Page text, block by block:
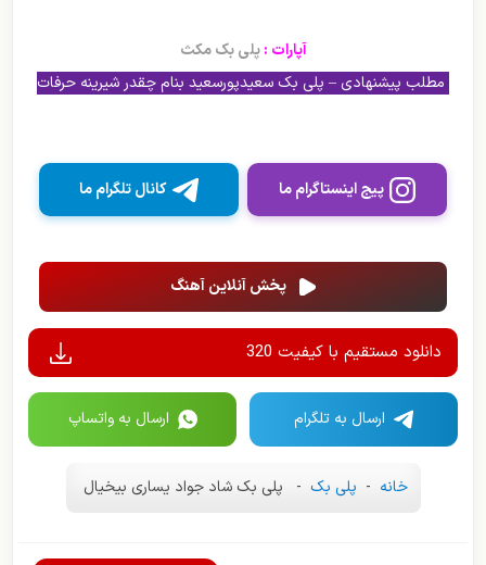
آپارات :پلی بک مکث
مطلب پیشنهادی – پلی بک سعیدپورسعید بنام چقدر شیرینه حرفات
پیج اینستاگرام ما کانال تلگرام ما
پخش آنلاین آهنگ
دانلود مستقیم با کیفیت 320
ارسال به تلگرام ارسال به واتساپ
خانه - پلی بک - پلی بک شاد جواد یساری بیخیال